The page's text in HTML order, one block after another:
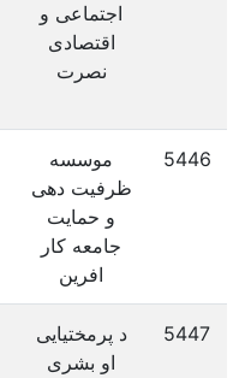
اجتماعی و
اقتصادی
نصرت
5446
موسسه
ظرفیت دهی
و حمایت
جامعه کار
افرین
5447
د پرمختیایی
او بشری